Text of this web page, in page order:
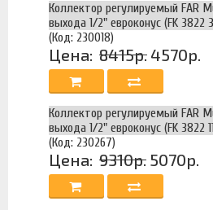
Коллектор регулируемый FAR
выхода 1/2" евроконус (FK 3822
(Код: 230018)
Цена: 8415р. 4570р.
Коллектор регулируемый FAR
выхода 1/2" евроконус (FK 3822
(Код: 230267)
Цена: 9310р. 5070р.